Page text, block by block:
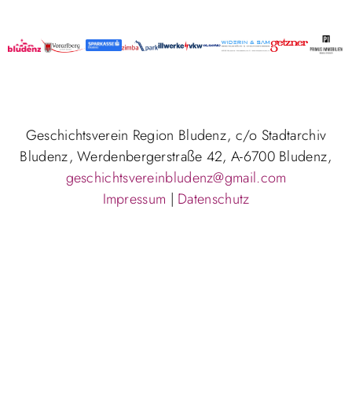
Geschichtsverein Region Bludenz, c/o Stadtarchiv
Bludenz, Werdenbergerstraße 42, A-6700 Bludenz,
geschichtsvereinbludenz@gmail.com
Impressum | Datenschutz